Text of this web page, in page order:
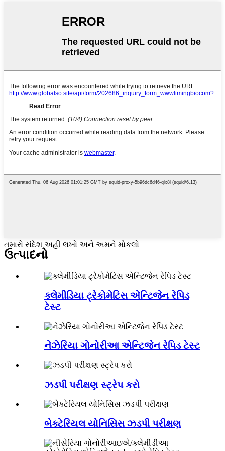
તમારો સંદેશ અહીં લખો અને અમને મોકલો
ઉત્પાદનો
ક્લેમીડિયા ટ્રેકોમેટિસ એન્ટિજેન રેપિડ
ટેસ્ટ
નેઝેરિયા ગોનોરીઆ એન્ટિજેન રેપિડ ટેસ્ટ
ઝડપી પરીક્ષણ સ્ટ્રેપ કરો
બેક્ટેરિયલ યોનિસિસ ઝડપી પરીક્ષણ